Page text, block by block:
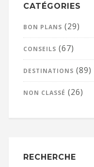
CATÉGORIES
BON PLANS (29)
CONSEILS (67)
DESTINATIONS (89)
NON CLASSÉ (26)
RECHERCHE